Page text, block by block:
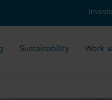
Sustainability Work